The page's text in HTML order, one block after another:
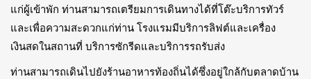
แก่ผู้เข้าพัก ท่านสามารถเตรียมการเดินทางได้ที่โต๊ะบริการทัวร์
และเพื่อความสะดวกแก่ท่าน โรงแรมมีบริการลิฟต์และเครื่อง
เงินสดในสถานที่ บริการซักรีดและบริการรถรับส่ง
ท่านสามารถเดินไปยังร้านอาหารท้องถิ่นได้ซึ่งอยู่ใกล้กับตลาดบ้าน